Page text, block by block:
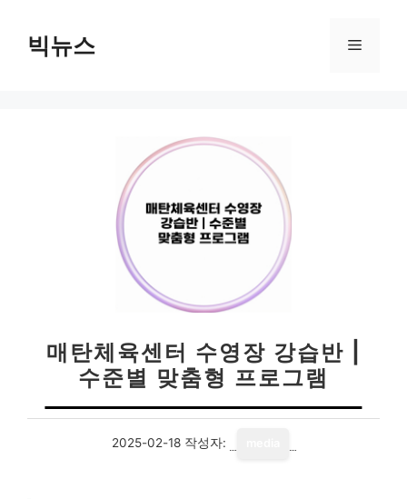
빅뉴스 메
매탄체육센터 수영장 강습반 |
수준별 맞춤형 프로그램
2025-02-18 작성자: